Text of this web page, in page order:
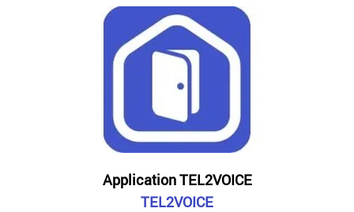
Application TEL2VOICE
TEL2VOICE